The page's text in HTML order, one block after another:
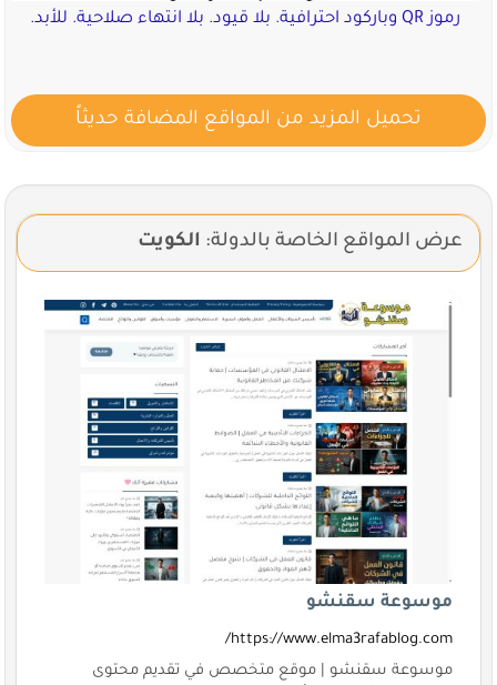
رموز QR وباركود احترافية. بلا قيود. بلا انتهاء صلاحية. للأبد.
تحميل المزيد من المواقع المضافة حديثاً
عرض المواقع الخاصة بالدولة: الكويت
موسوعة سقنشو
https://www.elma3rafablog.com/
موسوعة سقنشو | موقع متخصص في تقديم محتوى